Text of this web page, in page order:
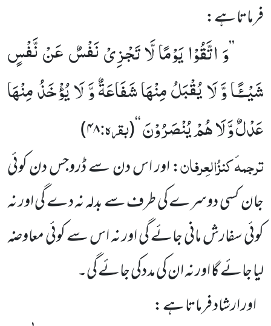
فرماتا ہے:
’’وَ اتَّقُوْا یَوْمًا لَّا تَجْزِیْ نَفْسٌ عَنْ نَّفْسٍ
شَیْــٴًـا وَّ لَا یُقْبَلُ مِنْهَا شَفَاعَةٌ وَّ لَا یُؤْخَذُ مِنْهَا
عَدْلٌ وَّ لَا هُمْ یُنْصَرُوْنَ‘‘
(بقرہ:۴۸)
ترجمۂکنزُالعِرفان: اور اس دن سے ڈروجس دن کوئی
جان کسی دوسرے کی طرف سے بدلہ نہ دے گی اور نہ
کوئی سفارش مانی جائے گی اور نہ اس سے کوئی معاوضہ
لیا جائے گا اور نہ ان کی مددکی جائے گی۔
اور ارشاد فرماتا ہے :